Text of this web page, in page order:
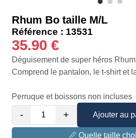
Rhum Bo taille M/L
Référence : 13531
35.90 €
Déguisement de super héros
Comprend le pantalon, le t-shirt et
Perruque et boissons non incluses
- + Ajouter au
📏 Quelle taille